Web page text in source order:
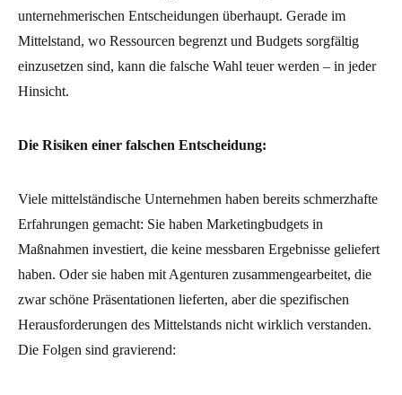
unternehmerischen Entscheidungen überhaupt. Gerade im
Mittelstand, wo Ressourcen begrenzt und Budgets sorgfältig
einzusetzen sind, kann die falsche Wahl teuer werden – in jeder
Hinsicht.
Die Risiken einer falschen Entscheidung:
Viele mittelständische Unternehmen haben bereits schmerzhafte
Erfahrungen gemacht: Sie haben Marketingbudgets in
Maßnahmen investiert, die keine messbaren Ergebnisse geliefert
haben. Oder sie haben mit Agenturen zusammengearbeitet, die
zwar schöne Präsentationen lieferten, aber die spezifischen
Herausforderungen des Mittelstands nicht wirklich verstanden.
Die Folgen sind gravierend: